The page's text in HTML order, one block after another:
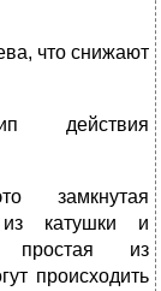
что снижают
действия
замкнутая
из катушки и
простая из
происходить